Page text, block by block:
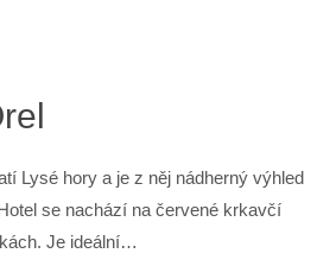
Lysé hory a je z něj nádherný výhled
se nachází na červené krkavčí
Je ideální…